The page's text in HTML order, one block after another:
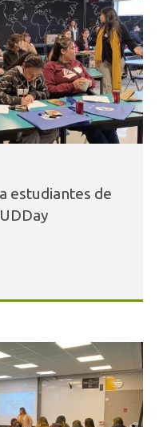
estudiantes de